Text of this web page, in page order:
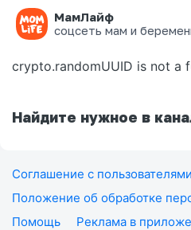
МамЛайф
соцсеть мам и
Ошибка на
crypto.randomUUID is not a
Найдите нужное в
Соглашение с пользователями
Положение об обработке
Помощь
Реклама в